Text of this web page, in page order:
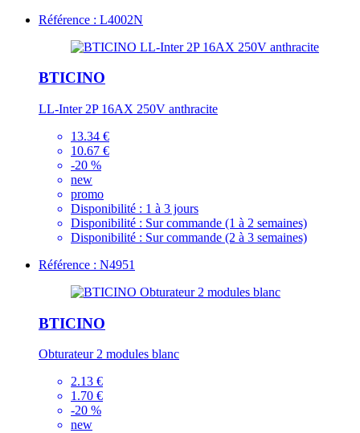
Référence : L4002N
BTICINO
LL-Inter 2P 16AX 250V anthracite
13.34 €
10.67 €
-20 %
new
promo
Disponibilité : 1 à 3 jours
Disponibilité : Sur commande (1 à 2 semaines)
Disponibilité : Sur commande (2 à 3 semaines)
Référence : N4951
BTICINO
Obturateur 2 modules blanc
2.13 €
1.70 €
-20 %
new